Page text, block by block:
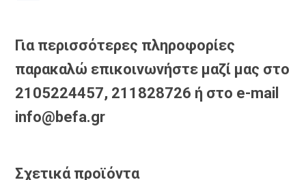
Για περισσότερες πληροφορίες
παρακαλώ επικοινωνήστε μαζί μας στο
2105224457, 211828726 ή στο e-mail
info@befa.gr
Σχετικά προϊόντα